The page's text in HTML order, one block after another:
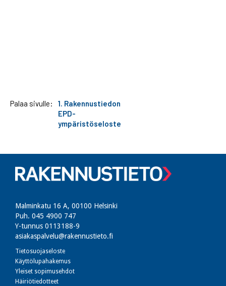
Palaa sivulle:
1. Rakennustiedon
EPD-
ympäristöseloste
Malminkatu 16 A, 00100 Helsinki
Puh. 045 4900 747​
Y-tunnus 0113188-9
asiakaspalvelu@rakennustieto.fi
Tietosuojaseloste
Käyttölupahakemus
Yleiset sopimusehdot
Häiriötiedotteet